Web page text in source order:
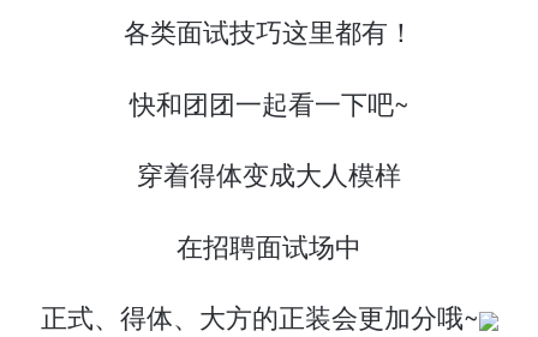
各类面试技巧这里都有！
快和团团一起看一下吧~
穿着得体变成大人模样
在招聘面试场中
正式、得体、大方的正装会更加分哦~